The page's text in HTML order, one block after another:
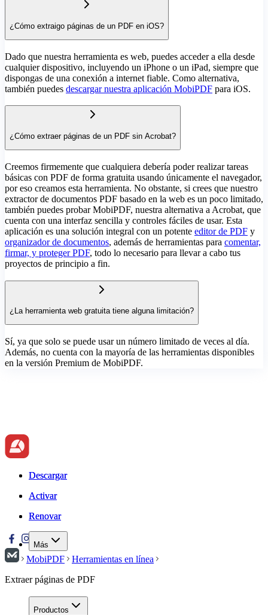
¿Cómo extraigo páginas de un PDF en iOS?
Dado que nuestra herramienta es web, puedes acceder a ella desde
cualquier dispositivo, incluyendo un iPhone o un iPad, siempre que
dispongas de una conexión a internet fiable. Como alternativa,
también puedes descargar nuestra aplicación MobiPDF para iOS.
¿Cómo extraer páginas de un PDF sin Acrobat?
Creemos firmemente que cualquiera debería poder realizar tareas
básicas con PDF de forma gratuita usando únicamente el navegador,
por eso creamos esta herramienta. No obstante, si crees que nuestro
extractor de documentos PDF basado en la web es un poco limitado,
también puedes probar MobiPDF, nuestra alternativa a Acrobat, que
cuenta con una interfaz sencilla y controles fáciles de usar. Esta
aplicación es una solución integral con un potente editor de PDF y
organizador de documentos, además de herramientas para comentar,
firmar, y proteger PDF, todo lo necesario para llevar a cabo tus
proyectos de principio a fin.
¿La herramienta web gratuita tiene alguna limitación?
Sí, ya que solo se puede usar un número limitado de veces al día.
Además, no cuenta con la mayoría de las herramientas disponibles
en la versión Premium de MobiPDF.
Descargar
Activar
Renovar
Más
Descargar
Activar
Renovar
MobiPDF
Herramientas en línea
Extraer páginas de PDF
Productos